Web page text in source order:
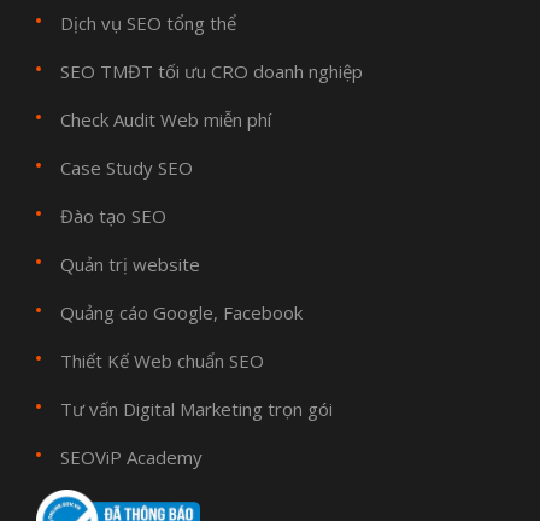
Dịch vụ SEO tổng thể
SEO TMĐT tối ưu CRO doanh nghiệp
Check Audit Web miễn phí
Case Study SEO
Đào tạo SEO
Quản trị website
Quảng cáo Google, Facebook
Thiết Kế Web chuẩn SEO
Tư vấn Digital Marketing trọn gói
SEOViP Academy